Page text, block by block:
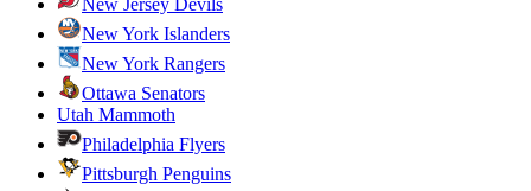
New York Islanders
New York Rangers
Ottawa Senators
Utah Mammoth
Philadelphia Flyers
Pittsburgh Penguins